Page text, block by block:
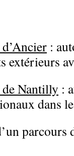
:
extérieurs
Nantilly :
dans
parcours